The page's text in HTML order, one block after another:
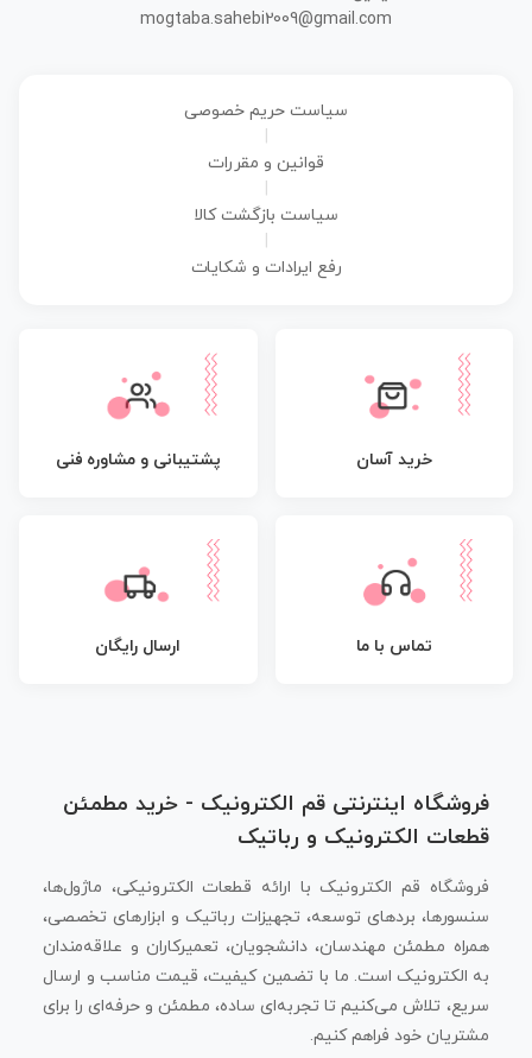
mogtaba.sahebi2009@gmail.com
سیاست حریم خصوصی
قوانین و مقررات
سیاست بازگشت کالا
رفع ایرادات و شکایات
خرید آسان پشتیبانی و مشاوره فنی
تماس با ما ارسال رایگان
فروشگاه اینترنتی قم الکترونیک - خرید مطمئن
قطعات الکترونیک و رباتیک
فروشگاه قم الکترونیک با ارائه قطعات الکترونیکی، ماژول‌ها،
سنسورها، بردهای توسعه، تجهیزات رباتیک و ابزارهای تخصصی،
همراه مطمئن مهندسان، دانشجویان، تعمیرکاران و علاقه‌مندان
به الکترونیک است. ما با تضمین کیفیت، قیمت مناسب و ارسال
سریع، تلاش می‌کنیم تا تجربه‌ای ساده، مطمئن و حرفه‌ای را برای
مشتریان خود فراهم کنیم.